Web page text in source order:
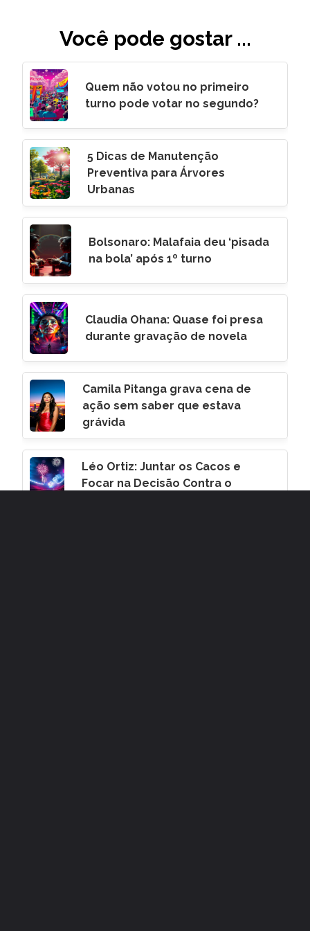
Você pode gostar ...
Quem não votou no primeiro
turno pode votar no segundo?
5 Dicas de Manutenção
Preventiva para Árvores
Urbanas
Bolsonaro: Malafaia deu ‘pisada
na bola’ após 1º turno
Claudia Ohana: Quase foi presa
durante gravação de novela
Camila Pitanga grava cena de
ação sem saber que estava
grávida
Léo Ortiz: Juntar os Cacos e
Focar na Decisão Contra o